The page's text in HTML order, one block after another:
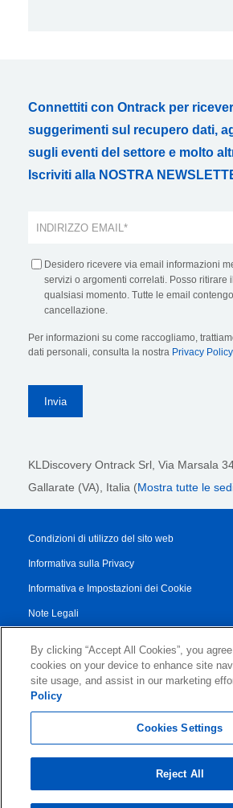
Connettiti con Ontrack per
suggerimenti sul recupero dati,
sugli eventi del settore e molto
Iscriviti alla NOSTRA
Desidero ricevere via email informazioni
servizi o argomenti correlati. Posso ritirare
qualsiasi momento. Tutte le email
cancellazione.
Per informazioni su come raccogliamo,
dati personali, consulta la nostra Privacy Policy
KLDiscovery Ontrack Srl, Via Marsala
Gallarate (VA), Italia (Mostra tutte le
Condizioni di utilizzo del sito web
Informativa sulla Privacy
Informativa e Impostazioni dei Cookie
Note Legali
Termini di Servizio
Accordo di Collaborazione con i Partner
By clicking “Accept All Cookies”, you
cookies on your device to enhance site
site usage, and assist in our marketing
Policy
Cookies Settings
Reject All